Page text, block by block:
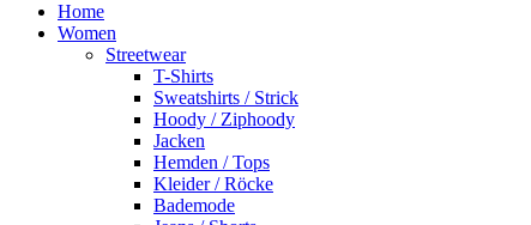
Home
Women
Streetwear
T-Shirts
Sweatshirts / Strick
Hoody / Ziphoody
Jacken
Hemden / Tops
Kleider / Röcke
Bademode